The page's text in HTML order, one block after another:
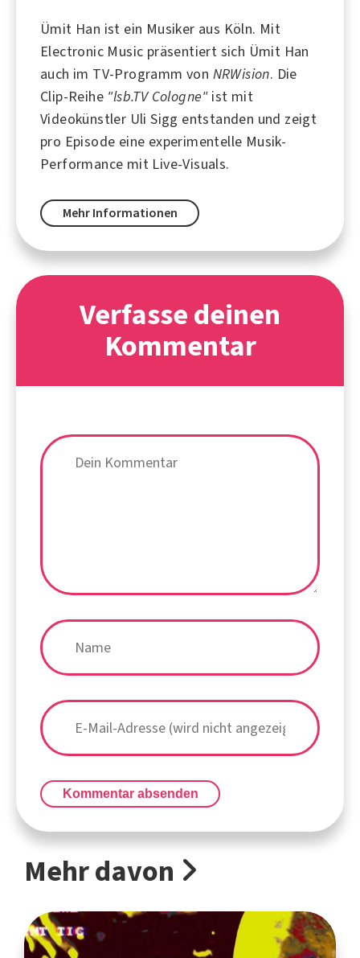
Ümit Han ist ein Musiker aus Köln. Mit
Electronic Music präsentiert sich Ümit Han
auch im TV-Programm von NRWision. Die
Clip-Reihe "lsb.TV Cologne"ist mit
Videokünstler Uli Sigg entstanden und zeigt
pro Episode eine experimentelle Musik-
Performance mit Live-Visuals.
Mehr Informationen
Verfasse deinen
Kommentar
Kommentar absenden
Mehr davon